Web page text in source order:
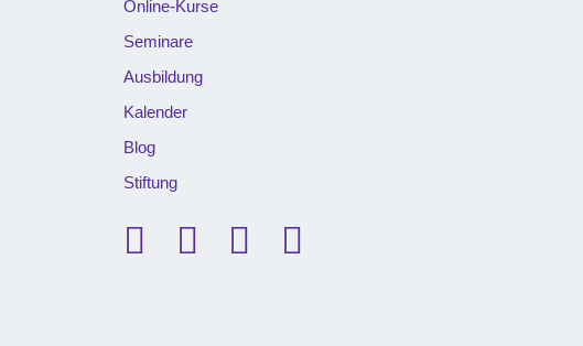
Online-Kurse
Seminare
Ausbildung
Kalender
Blog
Stiftung